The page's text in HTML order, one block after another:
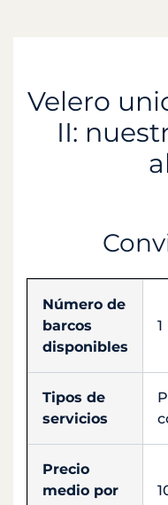
Velero
II:
Número de
barcos
disponibles
1
Tipos de
servicios
Precio
medio por